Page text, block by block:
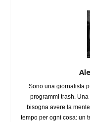
Sono una giornalista
programmi trash.
bisogna avere la
tempo per ogni cosa: un